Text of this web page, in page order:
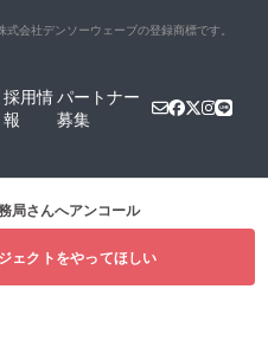
式会社デンソーウェーブの登録商標です。
採用情
報
パートナー
募集
局さんへアンコール
ェクトをやってほしい